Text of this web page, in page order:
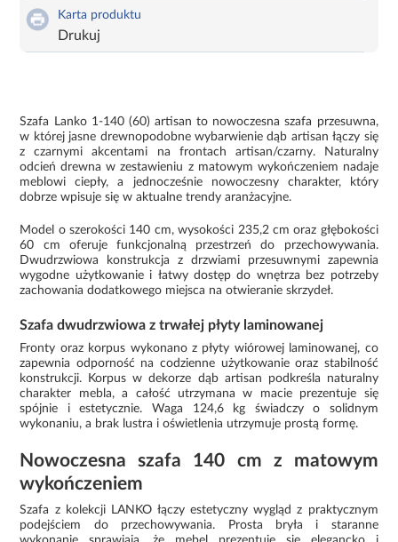
Karta produktu
Drukuj
Szafa Lanko 1-140 (60) artisan to nowoczesna szafa przesuwna,
w której jasne drewnopodobne wybarwienie dąb artisan łączy się
z czarnymi akcentami na frontach artisan/czarny. Naturalny
odcień drewna w zestawieniu z matowym wykończeniem nadaje
meblowi ciepły, a jednocześnie nowoczesny charakter, który
dobrze wpisuje się w aktualne trendy aranżacyjne.
Model o szerokości 140 cm, wysokości 235,2 cm oraz głębokości
60 cm oferuje funkcjonalną przestrzeń do przechowywania.
Dwudrzwiowa konstrukcja z drzwiami przesuwnymi zapewnia
wygodne użytkowanie i łatwy dostęp do wnętrza bez potrzeby
zachowania dodatkowego miejsca na otwieranie skrzydeł.
Szafa dwudrzwiowa z trwałej płyty laminowanej
Fronty oraz korpus wykonano z płyty wiórowej laminowanej, co
zapewnia odporność na codzienne użytkowanie oraz stabilność
konstrukcji. Korpus w dekorze dąb artisan podkreśla naturalny
charakter mebla, a całość utrzymana w macie prezentuje się
spójnie i estetycznie. Waga 124,6 kg świadczy o solidnym
wykonaniu, a brak lustra i oświetlenia utrzymuje prostą formę.
Nowoczesna szafa 140 cm z matowym
wykończeniem
Szafa z kolekcji LANKO łączy estetyczny wygląd z praktycznym
podejściem do przechowywania. Prosta bryła i staranne